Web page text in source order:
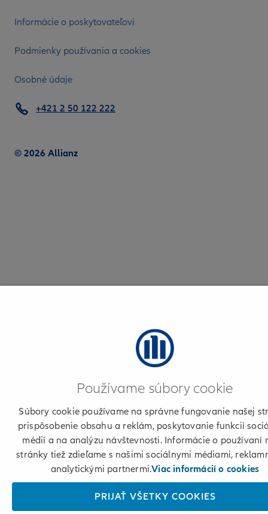
Informácie o poskytovateľovi
Podmienky používania a cookies
Osobné údaje
© 2026 Allianz
+421 2 50 122 222
Používame súbory cookie
Súbory cookie používame na správne fungovanie našej
prispôsobenie obsahu a reklám, poskytovanie funkcií
médií a na analýzu návštevnosti. Informácie o používaní
stránky tiež zdieľame s našimi sociálnymi médiami,
analytickými partnermi.Viac informácií o cookies
PRIJAŤ VŠETKY COOKIES